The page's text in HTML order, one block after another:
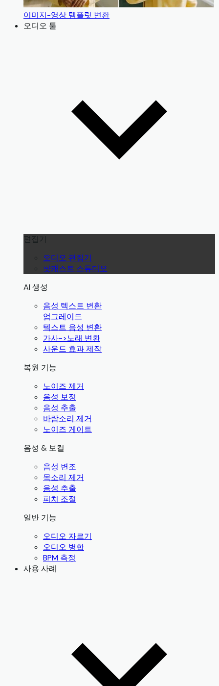
이미지-영상 템플릿 변환
오디오 툴
편집기
오디오 편집기
팟캐스트 스튜디오
AI 생성
음성 텍스트 변환
업그레이드
텍스트 음성 변환
가사->노래 변환
사운드 효과 제작
복원 기능
노이즈 제거
음성 보정
음성 추출
바람소리 제거
노이즈 게이트
음성 & 보컬
음성 변조
목소리 제거
음성 추출
피치 조절
일반 기능
오디오 자르기
오디오 병합
BPM 측정
사용 사례